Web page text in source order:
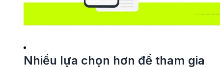
Nhiều lựa chọn hơn để tham gia